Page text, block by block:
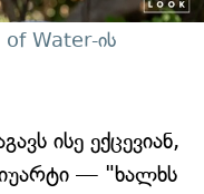
of Water-ის
ისე ექცევიან,
— "ხალხს